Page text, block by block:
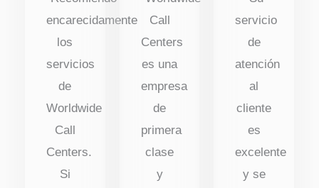
encarecidamente
los
servicios
de
Worldwide
Call
Centers.
Si
Call
Centers
es una
empresa
de
primera
clase
y
servicio
de
atención
al
cliente
es
excelente
y se